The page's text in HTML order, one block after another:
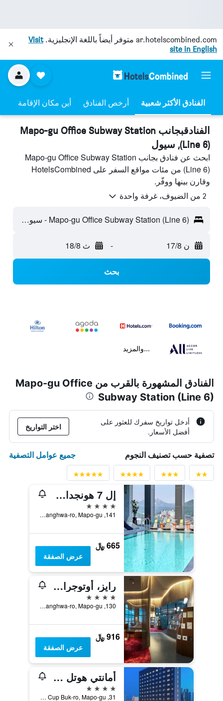
ar.hotelscombined.com متوفر أيضاً باللغة الإنجليزية.Visit
site in English
أرخص الفنادق أين مكان الإقامة
الفنادقبجانب Mapo-gu Office Subway Station
(Line 6), سيول
ابحث عن فنادق بجانب Mapo-gu Office Subway Station
(Line 6) من مئات مواقع السفر على HotelsCombined
وقارن بينها ووفّر.
2 من الضيوف، غرفة واحدة
Mapo-gu Office Subway Station (Line 6) - سيول، كوريا الجنوبية
ن 17/8 - ث 18/8
بحث
...والمزيد
الفنادق المشهورة بالقرب من Mapo-gu Office
Subway Station (Line 6)
أدخل تواريخ سفرك للعثور على
أفضل الأسعار.
اختر التواريخ
تصفية حسب تصنيف النجوم جميع عوامل التصفية
إل 7 هونجداي باي لوت هوتلز
4 نجوم
141, Yanghwa-ro, Mapo-gu, سيول, كوريا الجنوبية
665 ﷼
عرض الصفقة
رايز، أوتوجراف كوليكشن سيول باي ماريوت
4 نجوم
130, Yanghwa-ro, Mapo-gu, سيول, كوريا الجنوبية
916 ﷼
عرض الصفقة
أمانتي هوتل سيول هونجداي
4 نجوم
31, World Cup Buk-ro, Mapo-gu, سيول, كوريا الجنوبية